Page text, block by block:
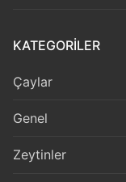
KATEGORILER
Çaylar
Genel
Zeytinler